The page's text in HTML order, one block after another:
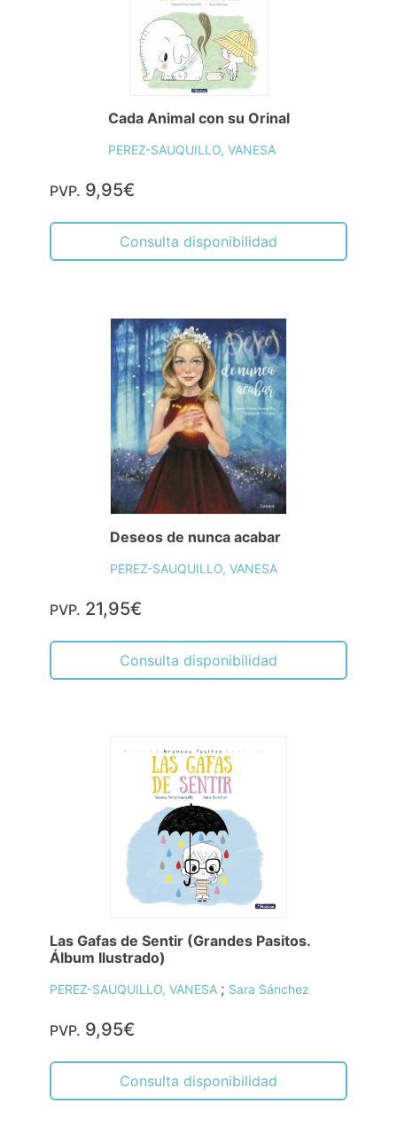
Cada Animal con su Orinal
PEREZ-SAUQUILLO, VANESA
PVP. 9,95€
Consulta disponibilidad
Deseos de nunca acabar
PEREZ-SAUQUILLO, VANESA
PVP. 21,95€
Consulta disponibilidad
Las Gafas de Sentir (Grandes Pasitos.
Álbum Ilustrado)
PEREZ-SAUQUILLO, VANESA ; Sara Sánchez
PVP. 9,95€
Consulta disponibilidad